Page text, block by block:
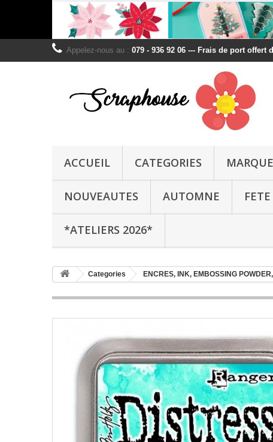
Appelez-nous au : 079 - 936 92 06 --- Frais de port
ACCUEIL CATEGORIES
NOUVEAUTES AUTOMNE
*ATELIERS 2026*
Categories ENCRES, INK, EMBOSSING